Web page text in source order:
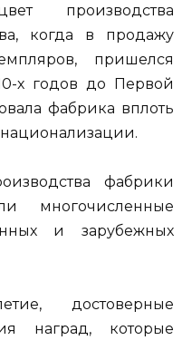
производства
когда в продажу
пришелся
х годов до Первой
фабрика вплоть
национализации.
фабрики
многочисленные
и зарубежных
достоверные
наград, которые